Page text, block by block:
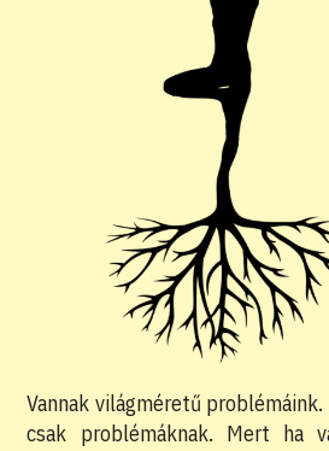
Vannak világméretű
csak problémáknak. Mert ha